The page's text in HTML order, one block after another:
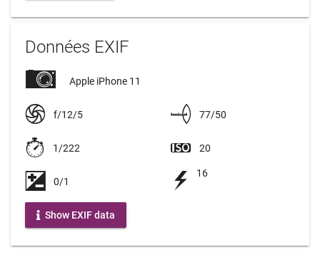
Données EXIF
Apple iPhone 11
f/12/5 77/50
1/222 20
0/1
16
Show EXIF data